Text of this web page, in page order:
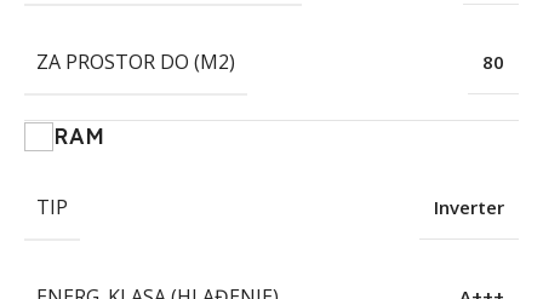
ZA PROSTOR DO (M2) 80
RAM
TIP Inverter